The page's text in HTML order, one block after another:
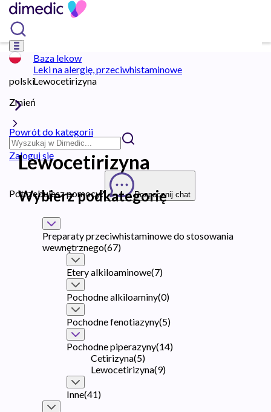
polski
Zmień
Zaloguj się
Potrzebujesz pomocy? Rozpocznij chat
Baza lekow
Leki na alergię, przeciwhistaminowe
Lewocetirizyna
Powrót do kategorii
Lewocetirizyna
Wybierz podkategorię
Preparaty przeciwhistaminowe do stosowania
wewnętrznego(67)
Etery alkiloaminowe(7)
Pochodne alkiloaminy(0)
Pochodne fenotiazyny(5)
Pochodne piperazyny(14)
Cetirizyna(5)
Lewocetirizyna(9)
Inne(41)